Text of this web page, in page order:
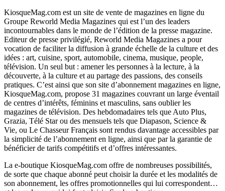
KiosqueMag.com est un site de vente de magazines en ligne du
Groupe Reworld Media Magazines qui est l’un des leaders
incontournables dans le monde de l’édition de la presse magazine.
Editeur de presse privilégié, Reworld Media Magazines a pour
vocation de faciliter la diffusion à grande échelle de la culture et des
idées : art, cuisine, sport, automobile, cinema, musique, people,
télévision. Un seul but : amener les personnes à la lecture, à la
découverte, à la culture et au partage des passions, des conseils
pratiques. C’est ainsi que son site d’abonnement magazines en ligne,
KiosqueMag.com, propose 31 magazines couvrant un large éventail
de centres d’intérêts, féminins et masculins, sans oublier les
magazines de télévision. Des hebdomadaires tels que Auto Plus,
Grazia, Télé Star ou des mensuels tels que Diapason, Science &
Vie, ou Le Chasseur Français sont rendus davantage accessibles par
la simplicité de l’abonnement en ligne, ainsi que par la garantie de
bénéficier de tarifs compétitifs et d’offres intéressantes.
La e-boutique KiosqueMag.com offre de nombreuses possibilités,
de sorte que chaque abonné peut choisir la durée et les modalités de
son abonnement, les offres promotionnelles qui lui correspondent…